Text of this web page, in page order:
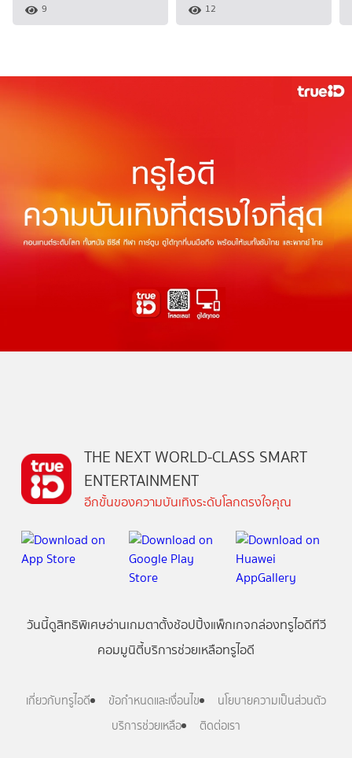
9 12
THE NEXT WORLD-CLASS SMART
ENTERTAINMENT
อีกขั้นของความบันเทิงระดับโลกตรงใจคุณ
วันนี้ดูสิทธิพิเศษอ่านเกมตาตั้งช้อปปิ้งแพ็กเกจกล่องทรูไอดีทีวี
คอมมูนิตี้บริการช่วยเหลือทรูไอดี
เกี่ยวกับทรูไอดี ข้อกำหนดและเงื่อนไข
นโยบายความเป็นส่วนตัว
บริการช่วยเหลือ
ติดต่อเรา